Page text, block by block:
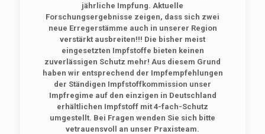
jährliche Impfung. Aktuelle
Forschungsergebnisse zeigen, dass sich zwei
neue Erregerstämme auch in unserer Region
verstärkt ausbreiten!!! Die bisher meist
eingesetzten Impfstoffe bieten keinen
zuverlässigen Schutz mehr! Aus diesem Grund
haben wir entsprechend der Impfempfehlungen
der Ständigen Impfstoffkommission unser
Impfregime auf den einzigen in Deutschland
erhältlichen Impfstoff mit 4-fach-Schutz
umgestellt. Bei Fragen wenden Sie sich bitte
vetrauensvoll an unser Praxisteam.